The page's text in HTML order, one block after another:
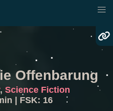
Offenbarung
, Science Fiction
| FSK: 16